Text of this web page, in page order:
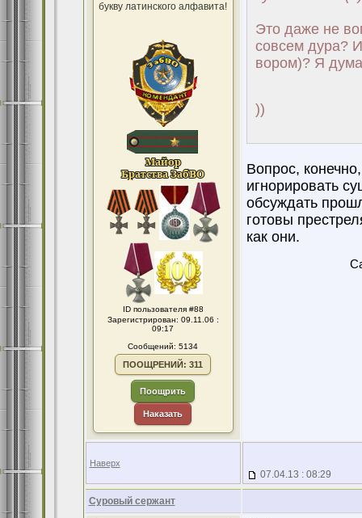
букву латинского алфавита!
ID пользователя #88
Зарегистрирован: 09.11.06 :
09:17
Сообщений: 5134
ПООЩРЕНИЙ: 311
Поощрить
Наказать
Это даже не
совсем дура?
вором)? Я
))
Вопрос,
игнорировать
обсуждать
готовы
как они.
Наверх
07.04.13 : 08:29
Суровый сержант